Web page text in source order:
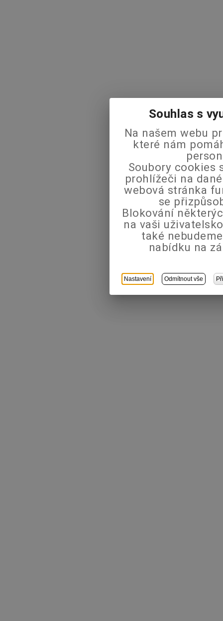
Souhlas s
Na našem webu
které nám
Soubory cookies
prohlížeči na
webová stránka
se
Blokování
na vaši
také
nabídku na
Nastavení Odmítnout vše